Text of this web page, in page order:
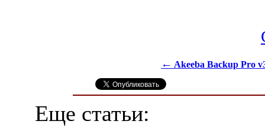
← Akeeba Backup Pro
Еще статьи: